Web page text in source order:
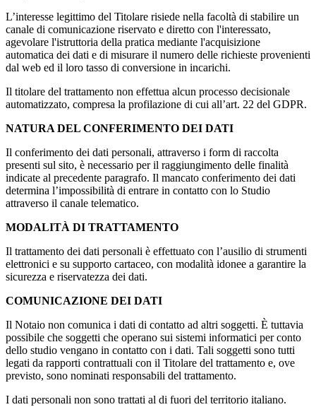
L’interesse legittimo del Titolare risiede nella facoltà di stabilire un
canale di comunicazione riservato e diretto con l'interessato,
agevolare l'istruttoria della pratica mediante l'acquisizione
automatica dei dati e di misurare il numero delle richieste provenienti
dal web ed il loro tasso di conversione in incarichi.
Il titolare del trattamento non effettua alcun processo decisionale
automatizzato, compresa la profilazione di cui all’art. 22 del GDPR.
NATURA DEL CONFERIMENTO DEI DATI
Il conferimento dei dati personali, attraverso i form di raccolta
presenti sul sito, è necessario per il raggiungimento delle finalità
indicate al precedente paragrafo. Il mancato conferimento dei dati
determina l’impossibilità di entrare in contatto con lo Studio
attraverso il canale telematico.
MODALITÀ DI TRATTAMENTO
Il trattamento dei dati personali è effettuato con l’ausilio di strumenti
elettronici e su supporto cartaceo, con modalità idonee a garantire la
sicurezza e riservatezza dei dati.
COMUNICAZIONE DEI DATI
Il Notaio non comunica i dati di contatto ad altri soggetti. È tuttavia
possibile che soggetti che operano sui sistemi informatici per conto
dello studio vengano in contatto con i dati. Tali soggetti sono tutti
legati da rapporti contrattuali con il Titolare del trattamento e, ove
previsto, sono nominati responsabili del trattamento.
I dati personali non sono trattati al di fuori del territorio italiano.